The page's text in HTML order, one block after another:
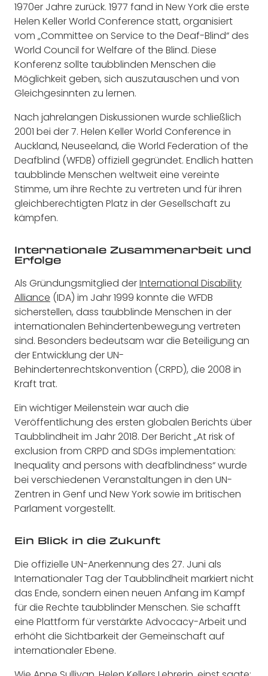
1970er Jahre zurück. 1977 fand in New York die erste
Helen Keller World Conference statt, organisiert
vom „Committee on Service to the Deaf-Blind“ des
World Council for Welfare of the Blind. Diese
Konferenz sollte taubblinden Menschen die
Möglichkeit geben, sich auszutauschen und von
Gleichgesinnten zu lernen.
Nach jahrelangen Diskussionen wurde schließlich
2001 bei der 7. Helen Keller World Conference in
Auckland, Neuseeland, die World Federation of the
Deafblind (WFDB) offiziell gegründet. Endlich hatten
taubblinde Menschen weltweit eine vereinte
Stimme, um ihre Rechte zu vertreten und für ihren
gleichberechtigten Platz in der Gesellschaft zu
kämpfen.
Internationale Zusammenarbeit und
Erfolge
Als Gründungsmitglied derInternational Disability
Alliance (IDA) im Jahr 1999 konnte die WFDB
sicherstellen, dass taubblinde Menschen in der
internationalen Behindertenbewegung vertreten
sind. Besonders bedeutsam war die Beteiligung an
der Entwicklung der UN-
Behindertenrechtskonvention (CRPD), die 2008 in
Kraft trat.
Ein wichtiger Meilenstein war auch die
Veröffentlichung des ersten globalen Berichts über
Taubblindheit im Jahr 2018. Der Bericht „At risk of
exclusion from CRPD and SDGs implementation:
Inequality and persons with deafblindness“ wurde
bei verschiedenen Veranstaltungen in den UN-
Zentren in Genf und New York sowie im britischen
Parlament vorgestellt.
Ein Blick in die Zukunft
Die offizielle UN-Anerkennung des 27. Juni als
Internationaler Tag der Taubblindheit markiert nicht
das Ende, sondern einen neuen Anfang im Kampf
für die Rechte taubblinder Menschen. Sie schafft
eine Plattform für verstärkte Advocacy-Arbeit und
erhöht die Sichtbarkeit der Gemeinschaft auf
internationaler Ebene.